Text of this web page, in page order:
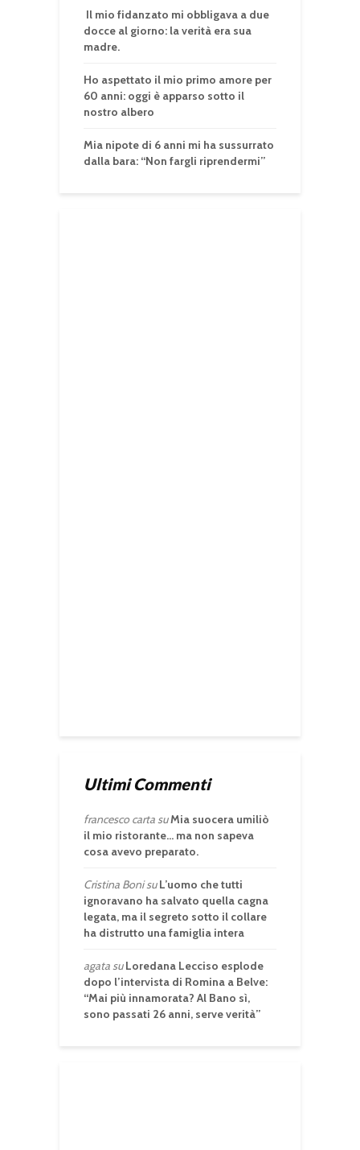
Il mio fidanzato mi obbligava a due
docce al giorno: la verità era sua
madre.
Ho aspettato il mio primo amore per
60 anni: oggi è apparso sotto il
nostro albero
Mia nipote di 6 anni mi ha sussurrato
dalla bara: “Non fargli riprendermi”
Ultimi Commenti
francesco cartasuMia suocera umiliò
il mio ristorante… ma non sapeva
cosa avevo preparato.
Cristina BonisuL’uomo che tutti
ignoravano ha salvato quella cagna
legata, ma il segreto sotto il collare
ha distrutto una famiglia intera
agatasuLoredana Lecciso esplode
dopo l’intervista di Romina a Belve:
“Mai più innamorata? Al Bano sì,
sono passati 26 anni, serve verità”